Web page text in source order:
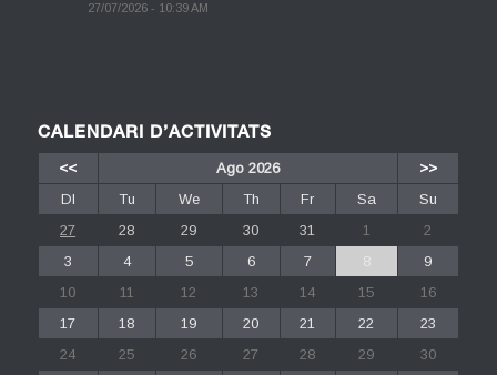
27/07/2026 - 10:39 AM
CALENDARI D’ACTIVITATS
<< Ago 2026
>>
Dl
Tu We Th Fr Sa
Su
27
28 29 30 31 1
2
3
4 5 6 7 8
9
10
11 12 13 14 15
16
17
18 19 20 21 22
23
24
25 26 27 28 29
30